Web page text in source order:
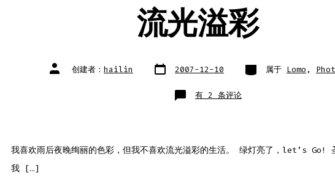
流光溢彩
文
章 创建者： hailin 文
章 2007-12-10 类
别 属于 Lomo ,
流
光
有 2 条评论
我喜欢雨后夜晚绚丽的色彩，但我不喜欢流光溢彩的生活。 绿灯亮了，let’s Go!
我 […]